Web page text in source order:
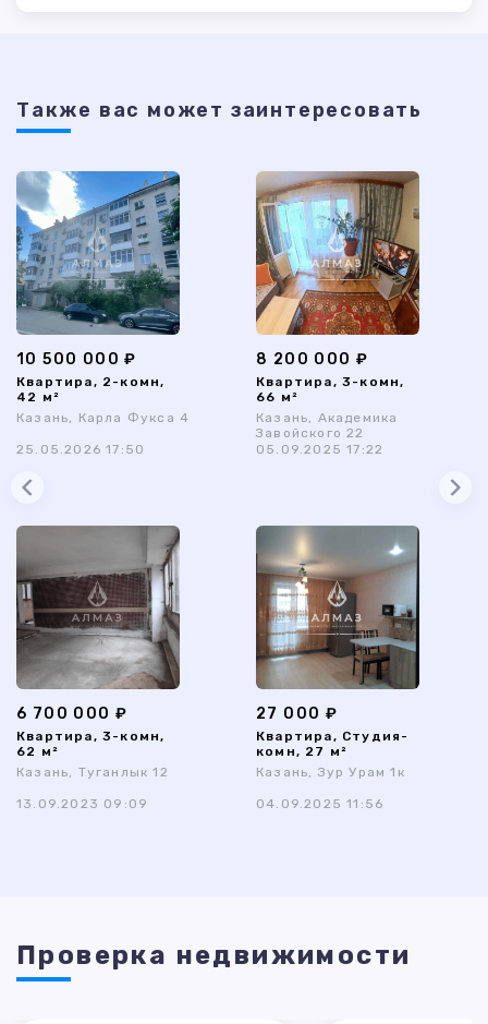
Также ваc может заинтересовать
10 500 000 ₽
Квартира, 2-комн,
42 м²
Казань, Карла Фукса 4
25.05.2026 17:50
8 200 000 ₽
Квартира, 3-комн,
66 м²
Казань, Академика
Завойского 22
05.09.2025 17:22
6 700 000 ₽
Квартира, 3-комн,
62 м²
Казань, Туганлык 12
13.09.2023 09:09
27 000 ₽
Квартира, Студия-
комн, 27 м²
Казань, Зур Урам 1к
04.09.2025 11:56
Проверка недвижимости